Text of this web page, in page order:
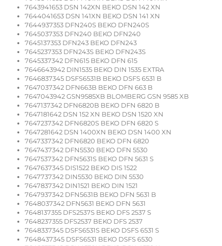
7643941653 DSN 142XN BEKO DSN 142 XN
7644041653 DSN 141XN BEKO DSN 141 XN
7644937353 DFN240S BEKO DFN240S
7645037353 DFN240 BEKO DFN240
7645137353 DFN243 BEKO DFN243
7645237353 DFN243S BEKO DFN243S
7645337342 DFN615 BEKO DFN 615
7646643942 DIN1535 BEKO DIN 1535 EXTRA
7646837345 DSFS6531B BEKO DSFS 6531 B
7647037342 DFN663B BEKO DFN 663 B
7647043942 GSN9585XB BLOMBERG GSN 9585 XB
7647137342 DFN6820B BEKO DFN 6820 B
7647181642 DSN 152 XN BEKO DSN 1520 XN
7647237342 DFN6820S BEKO DFN 6820 S
7647281642 DSN 1400XN BEKO DSN 1400 XN
7647337342 DFN6820 BEKO DFN 6820
7647437342 DFN5530 BEKO DFN 5530
7647537342 DFN5631S BEKO DFN 5631 S
7647637345 DIS1522 BEKO DIS 1522
7647737342 DIN5530 BEKO DIN 5530
7647837342 DIN1521 BEKO DIN 1521
7647937342 DFN5631B BEKO DFN 5631 B
7648037342 DFN5631 BEKO DFN 5631
7648137355 DFS2537S BEKO DFS 2537 S
7648237355 DFS2537 BEKO DFS 2537
7648337345 DSFS6531S BEKO DSFS 6531 S
7648437345 DSFS6531 BEKO DSFS 6530